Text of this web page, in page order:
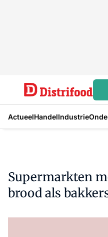
ActueelHandelIndustrie
Supermarkten
brood als